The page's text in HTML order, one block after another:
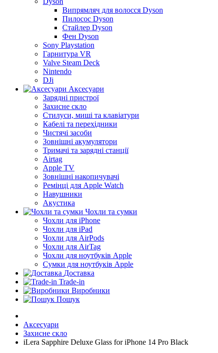
Випрямляч для волосся Dyson
Пилосос Dyson
Стайлер Dyson
Фен Dyson
Sony Playstation
Гарнитура VR
Valve Steam Deck
Nintendo
DJi
Аксесуари
Зарядні пристрої
Захисне скло
Стилуси, миші та клавіатури
Кабелі та перехідники
Чистячі засоби
Зовнішні акумулятори
Тримачі та зарядні станції
Airtag
Apple TV
Зовнішні накопичувачі
Ремінці для Apple Watch
Навушники
Акустика
Чохли та сумки
Чохли для iPhone
Чохли для iPad
Чохли для AirPods
Чохли для AirTag
Чохли для ноутбуків Apple
Сумки для ноутбуків Apple
Доставка
Trade-in
Виробники
Пошук
Аксесуари
Захисне скло
iLera Sapphire Deluxe Glass for iPhone 14 Pro Black